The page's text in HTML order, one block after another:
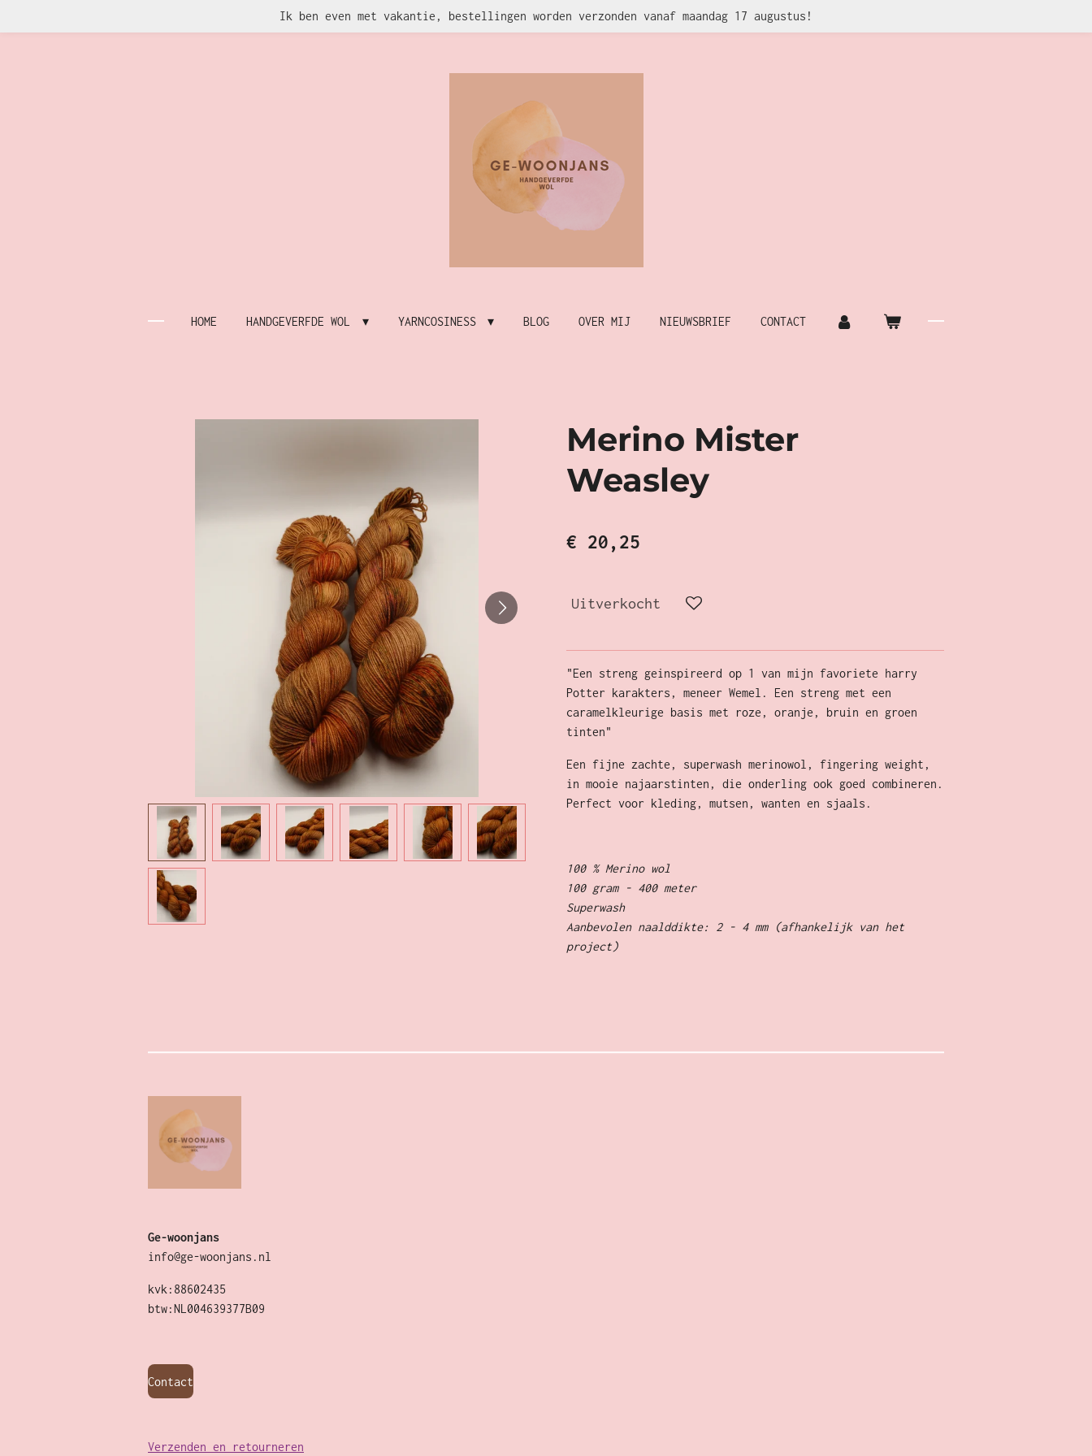
direct
Ik ben even met vakantie, bestellingen worden verzonden vanaf maandag 17 augustus!
HOME HANDGEVERFDE WOL YARNCOSINESS BLOG OVER MIJ NIEUWSBRIEF CONTACT
Merino Mister
Weasley
€ 20,25
Uitverkocht
"Een streng geinspireerd op 1 van mijn favoriete harry
Potter karakters, meneer Wemel. Een streng met een
caramelkleurige basis met roze, oranje, bruin en groen
tinten"
Een fijne zachte, superwash merinowol, fingering weight,
in mooie najaarstinten, die onderling ook goed combineren.
Perfect voor kleding, mutsen, wanten en sjaals.
100 % Merino wol
100 gram - 400 meter
Superwash
Aanbevolen naalddikte: 2 - 4 mm (afhankelijk van het
project)
Ge-woonjans
info@ge-woonjans.nl
kvk:88602435
btw:NL004639377B09
Contact
Verzenden en retourneren